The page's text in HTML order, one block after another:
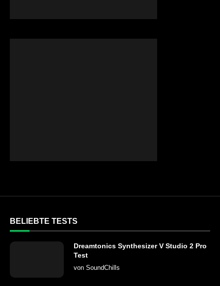
BELIEBTE TESTS
Dreamtonics Synthesizer V Studio 2 Pro
Test
von SoundChills